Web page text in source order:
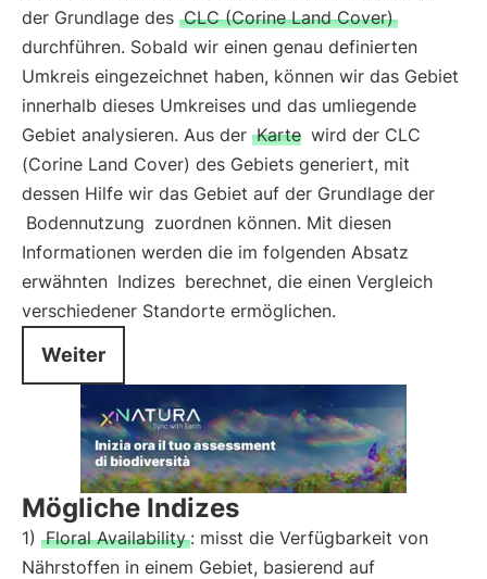
der Grundlage des CLC (Corine Land Cover)
durchführen. Sobald wir einen genau definierten
Umkreis eingezeichnet haben, können wir das Gebiet
innerhalb dieses Umkreises und das umliegende
Gebiet analysieren. Aus der Karte wird der CLC
(Corine Land Cover) des Gebiets generiert, mit
dessen Hilfe wir das Gebiet auf der Grundlage der
Bodennutzung zuordnen können. Mit diesen
Informationen werden die im folgenden Absatz
erwähnten Indizes berechnet, die einen Vergleich
verschiedener Standorte ermöglichen.
Weiter
Mögliche Indizes
1) Floral Availability : misst die Verfügbarkeit von
Nährstoffen in einem Gebiet, basierend auf